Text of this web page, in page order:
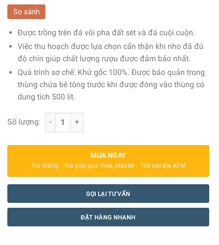
So sánh
Được trồng trên đá vôi pha đất sét và đá cuội cuộn.
Việc thu hoạch được lựa chọn cẩn thận khi nho đã đủ
độ chín giúp chất lượng rượu được đảm bảo nhất.
Quá trình sơ chế: Khử gốc 100%. Được bảo quản trong
thùng chứa bê tông trước khi được đóng vào thùng có
dung tích 500 lít.
Số lượng: Rượu Vang Đỏ Chateau De Rieux Aoc Minervois Famille
MUA NGAY
Trả thẳng - Trả góp qua Visa, Master - Thẻ nội địa ATM
GỌI LẠI TƯ VẤN
ĐẶT HÀNG NHANH